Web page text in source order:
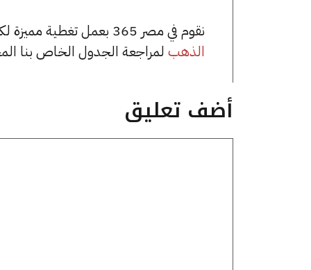
نقوم في مصر 365 بعمل تغطية مميزة لكافة أسعار الذهب في مصر، يمكنك الاطلاع على صفحة
الذهب لمراجعة الجدول الخاص بنا
أضف تعليق